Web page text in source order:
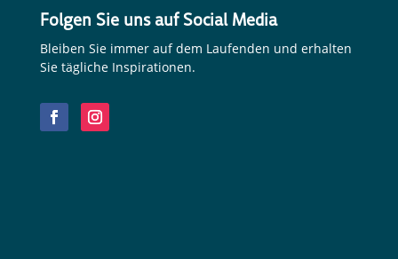
Folgen Sie uns auf Social Media
Bleiben Sie immer auf dem Laufenden und erhalten
Sie tägliche Inspirationen.